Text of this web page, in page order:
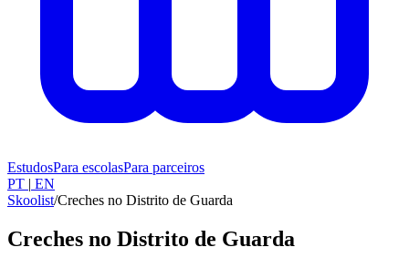
EstudosPara escolasPara parceiros
PT | EN
Skoolist/Creches no Distrito de Guarda
Creches no Distrito de Guarda